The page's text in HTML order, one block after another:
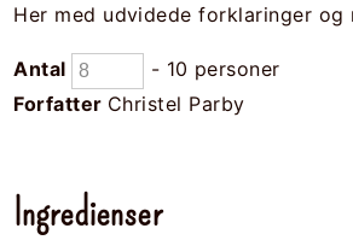
Her med udvidede forklaringer og
Antal
- 10 personer
Forfatter Christel Parby
Ingredienser